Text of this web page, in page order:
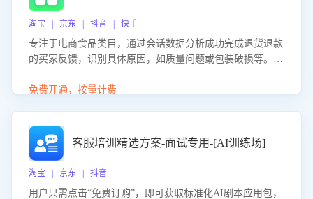
淘宝 | 京东 | 抖音 | 快手
专注于电商食品类目，通过会话数据分析成功完成退货退款
的买家反馈，识别具体原因，如质量问题或包装破损等。结
商家降低退款率，提升售后效率。
免费开通，按量计费
客服培训精选方案-面试专用-[AI训练场]
淘宝 | 京东 | 抖音
用户只需点击“免费订购”，即可获取标准化AI剧本应用包，